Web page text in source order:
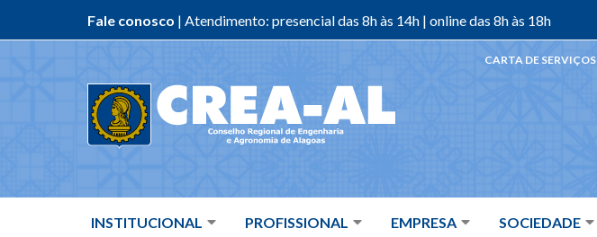
Fale conosco | Atendimento: presencial das 8h às 14h | online das 8h às 18h
INSTITUCIONAL PROFISSIONAL EMPRESA SOCIEDADE
CARTA DE SERVIÇOS